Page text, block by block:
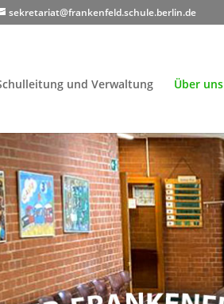
sekretariat@frankenfeld.schule.berlin.de
und Verwaltung Über uns